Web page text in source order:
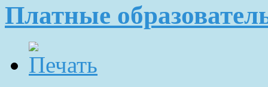
Платные